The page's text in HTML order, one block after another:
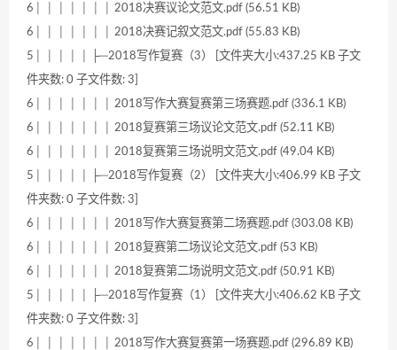
6│ │ │ │ │ │ │ 2018决赛议论文范文.pdf (56.51 KB)
6│ │ │ │ │ │ │ 2018决赛记叙文范文.pdf (55.83 KB)
5│ │ │ │ │ ├─2018写作复赛（3） [文件夹大小:437.25 KB 子文
件夹数: 0 子文件数: 3]
6│ │ │ │ │ │ │ 2018写作大赛复赛第三场赛题.pdf (336.1 KB)
6│ │ │ │ │ │ │ 2018复赛第三场议论文范文.pdf (52.11 KB)
6│ │ │ │ │ │ │ 2018复赛第三场说明文范文.pdf (49.04 KB)
5│ │ │ │ │ ├─2018写作复赛（2） [文件夹大小:406.99 KB 子文
件夹数: 0 子文件数: 3]
6│ │ │ │ │ │ │ 2018写作大赛复赛第二场赛题.pdf (303.08 KB)
6│ │ │ │ │ │ │ 2018复赛第二场议论文范文.pdf (53 KB)
6│ │ │ │ │ │ │ 2018复赛第二场说明文范文.pdf (50.91 KB)
5│ │ │ │ │ ├─2018写作复赛（1） [文件夹大小:406.62 KB 子文
件夹数: 0 子文件数: 3]
6│ │ │ │ │ │ │ 2018写作大赛复赛第一场赛题.pdf (296.89 KB)